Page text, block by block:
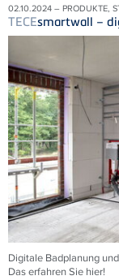
02.10.2024 – PRODUKTE,
TECEsmartwall –
Digitale Badplanung
Das erfahren Sie hier!